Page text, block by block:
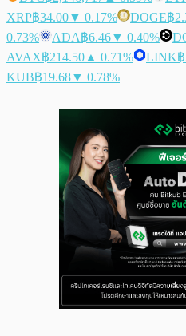
XRP฿34.00▼ 0.17% DOGE฿
0.73%
ADA฿6.46▼ 0.40%
AVAX฿214.50 ▲ 0.71% LINK
KUB฿19.68▼ 0.78%